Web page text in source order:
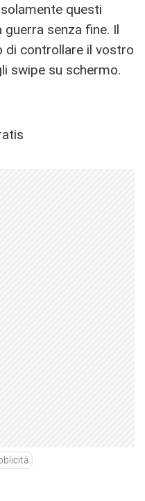
questi
senza fine. Il
di controllare il vostro
swipe su schermo.